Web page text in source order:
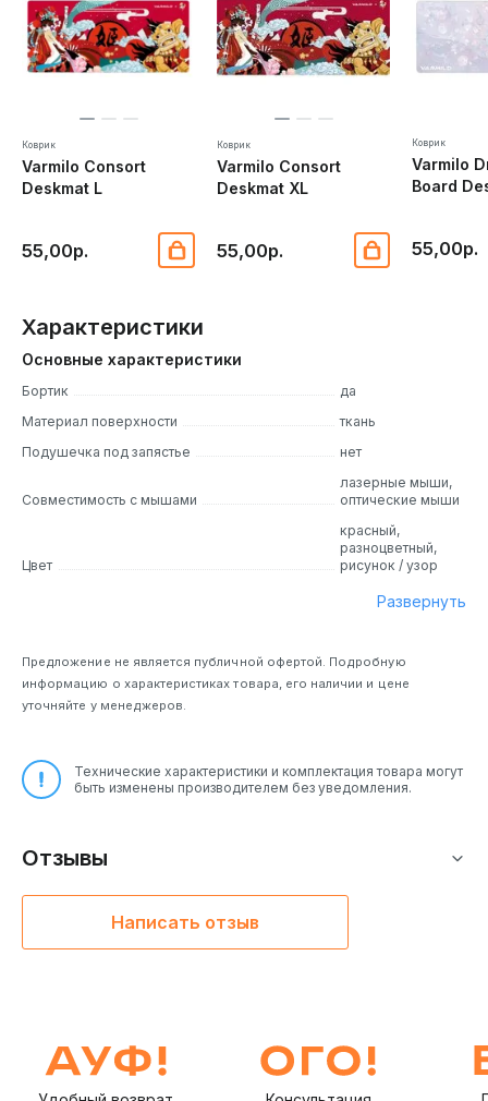
Коврик
Varmilo Consort
Deskmat L
55,00р.
Коврик
Varmilo Consort
Deskmat XL
55,00р.
Коврик
Varmilo
Board
55,00р.
Характеристики
Основные характеристики
Бортик
да
Материал поверхности
ткань
Подушечка под запястье
нет
Совместимость с мышами
лазерные мыши,
оптические мыши
Цвет
красный,
разноцветный,
рисунок / узор
Развернуть
Предложение не является публичной офертой. Подробную
информацию о характеристиках товара, его наличии и цене
уточняйте у менеджеров.
Технические характеристики и комплектация товара могут
быть изменены производителем без уведомления.
Отзывы
Написать отзыв